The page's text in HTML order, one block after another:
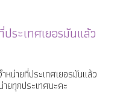
ระเทศเยอรมันแล้ว
น่ายที่ประเทศเยอรมันแล้ว
ยทุกประเทศนะคะ